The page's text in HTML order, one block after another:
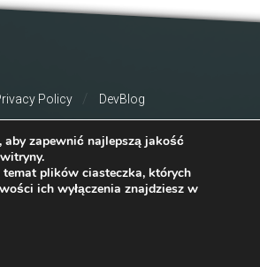
Policy DevBlog
aby zapewnić najlepszą jakość
plików ciasteczka, których
ich wyłączenia znajdziesz w